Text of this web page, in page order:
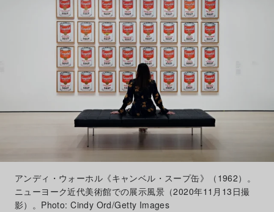
アンディ・ウォーホル《キャンベル・スープ缶》（1962）。
ニューヨーク近代美術館での展示風景（2020年11月13日撮
影）。Photo: Cindy Ord/Getty Images